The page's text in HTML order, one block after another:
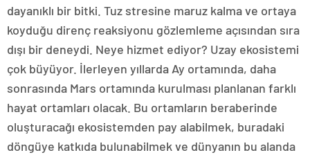
dayanıklı bir bitki. Tuz stresine maruz kalma ve ortaya
koyduğu direnç reaksiyonu gözlemleme açısından sıra
dışı bir deneydi. Neye hizmet ediyor? Uzay ekosistemi
çok büyüyor. İlerleyen yıllarda Ay ortamında, daha
sonrasında Mars ortamında kurulması planlanan farklı
hayat ortamları olacak. Bu ortamların beraberinde
oluşturacağı ekosistemden pay alabilmek, buradaki
döngüye katkıda bulunabilmek ve dünyanın bu alanda